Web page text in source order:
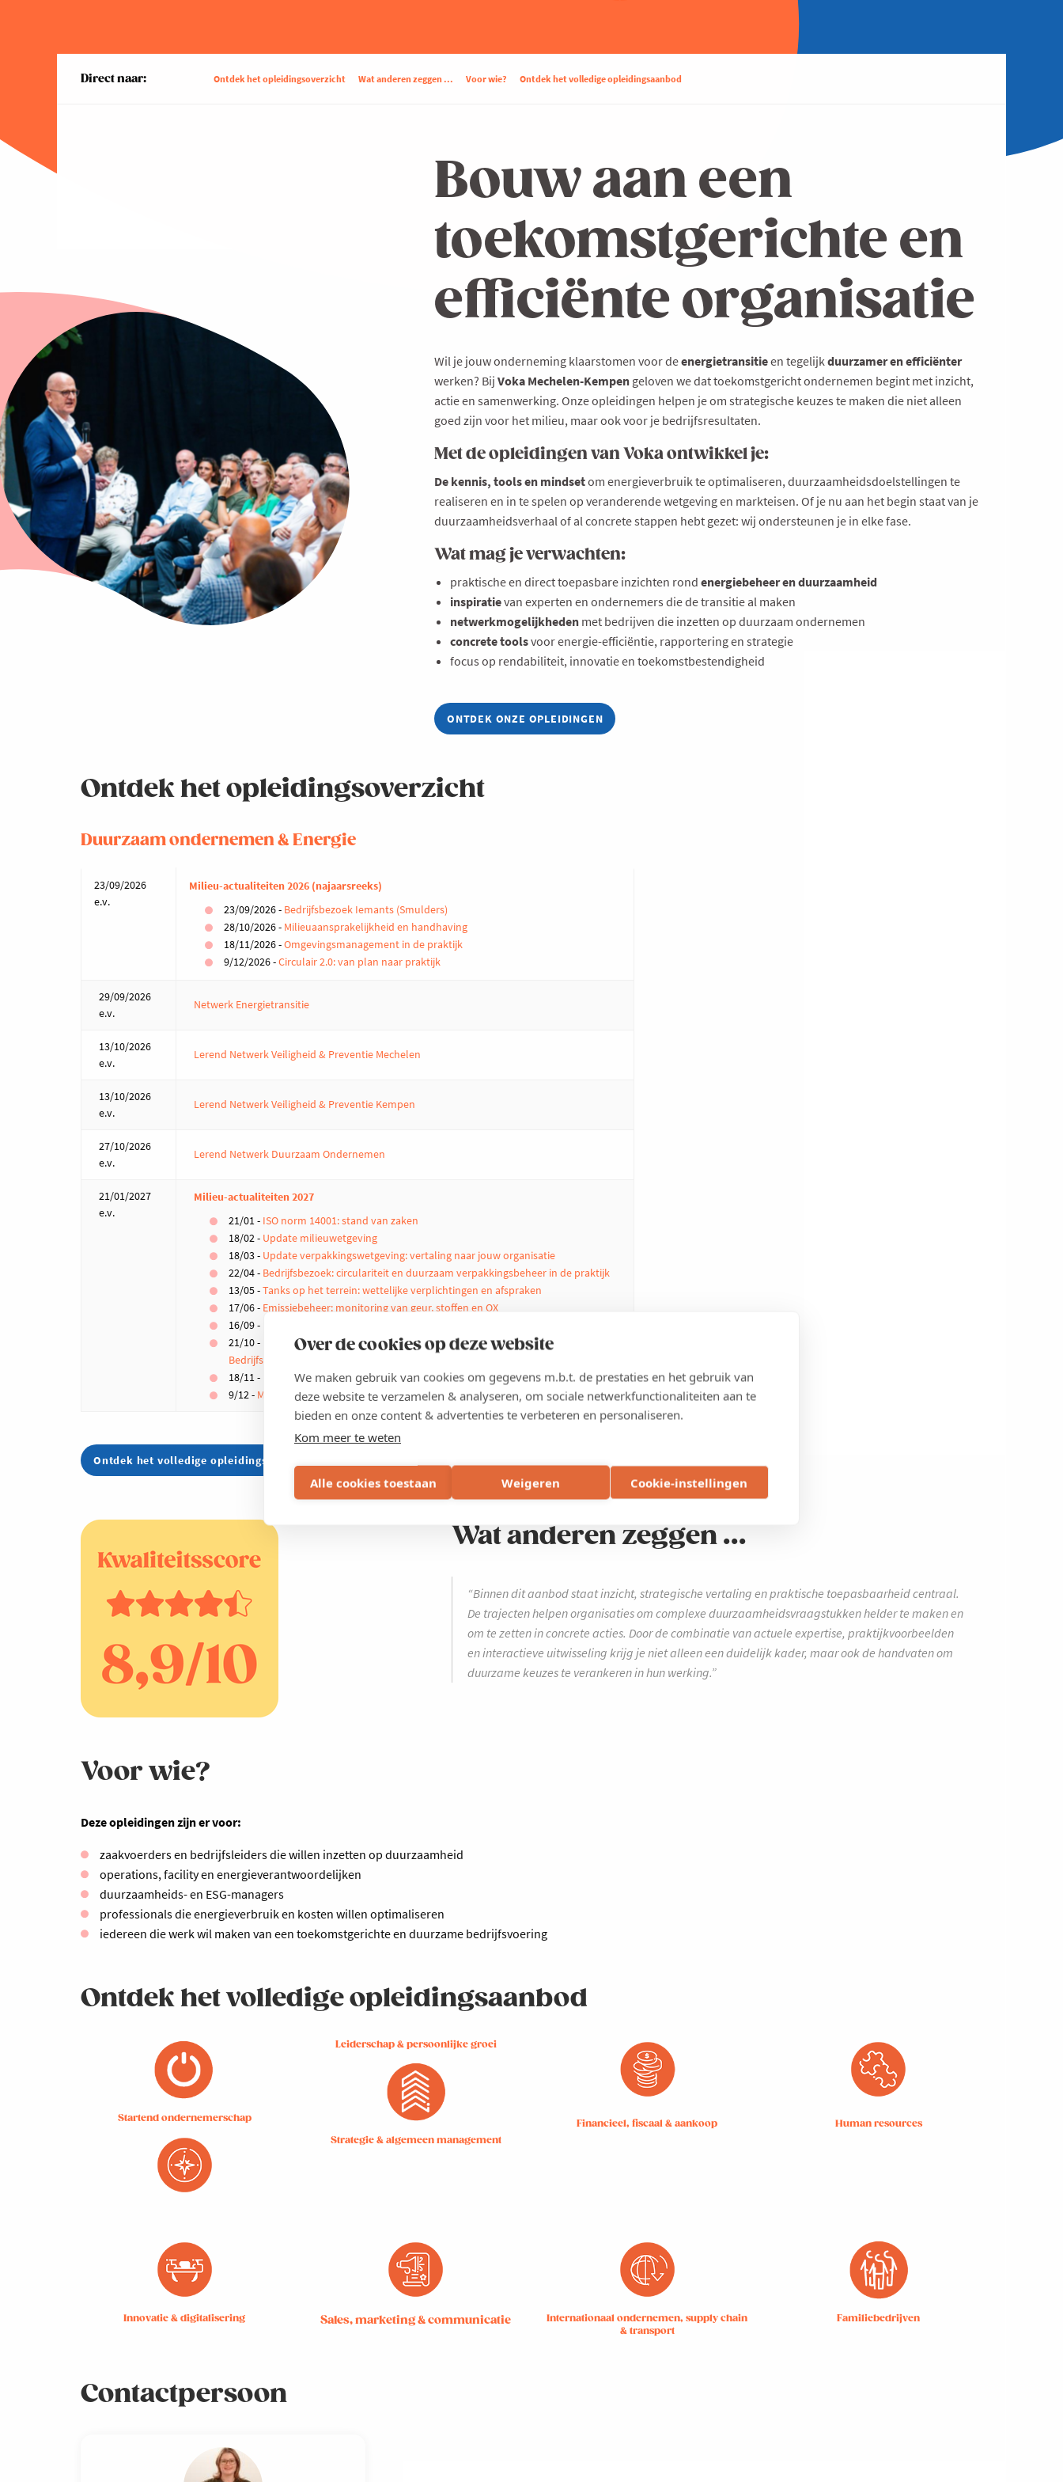
Over de cookies op deze website
We maken gebruik van cookies om gegevens m.b.t. de prestaties en het gebruik van
deze website te verzamelen & analyseren, om sociale netwerkfunctionaliteiten aan te
bieden en onze content & advertenties te verbeteren en personaliseren.
Kom meer te weten
Alle cookies toestaan Weigeren Cookie-instellingen
Direct naar: Ontdek het opleidingsoverzicht Wat anderen zeggen ... Voor wie? Ontdek het volledige opleidingsaanbod
Bouw aan een
toekomstgerichte en
efficiënte organisatie
Wil je jouw onderneming klaarstomen voor deenergietransitieen tegelijkduurzamer en efficiënter
werken? Bij Voka Mechelen-Kempen geloven we dat toekomstgericht ondernemen begint met inzicht,
actie en samenwerking. Onze opleidingen helpen je om strategische keuzes te maken die niet alleen
goed zijn voor het milieu, maar ook voor je bedrijfsresultaten.
Met de opleidingen van Voka ontwikkel je:
De kennis, tools en mindsetom energieverbruik te optimaliseren, duurzaamheidsdoelstellingen te
realiseren en in te spelen op veranderende wetgeving en markteisen. Of je nu aan het begin staat van je
duurzaamheidsverhaal of al concrete stappen hebt gezet: wij ondersteunen je in elke fase.
Wat mag je verwachten:
praktische en direct toepasbare inzichten rond energiebeheer en duurzaamheid
inspiratievan experten en ondernemers die de transitie al maken
netwerkmogelijkheden met bedrijven die inzetten op duurzaam ondernemen
concrete toolsvoor energie-efficiëntie, rapportering en strategie
focus op rendabiliteit, innovatie en toekomstbestendigheid
ONTDEK ONZE OPLEIDINGEN
Ontdek het opleidingsoverzicht
Duurzaam ondernemen & Energie
23/09/2026
e.v.
Milieu-actualiteiten 2026 (najaarsreeks)
23/09/2026 - Bedrijfsbezoek Iemants (Smulders)
28/10/2026 - Milieuaansprakelijkheid en handhaving
18/11/2026 -Omgevingsmanagement in de praktijk
9/12/2026 -Circulair 2.0: van plan naar praktijk
29/09/2026
e.v.
Netwerk Energietransitie
13/10/2026
e.v.
Lerend Netwerk Veiligheid & Preventie Mechelen
13/10/2026
e.v.
Lerend Netwerk Veiligheid & Preventie Kempen
27/10/2026
e.v.
Lerend Netwerk Duurzaam Ondernemen
21/01/2027
e.v.
Milieu-actualiteiten 2027
21/01 - ISO norm 14001: stand van zaken
18/02 - Update milieuwetgeving
18/03 - Update verpakkingswetgeving: vertaling naar jouw organisatie
22/04 - Bedrijfsbezoek: circulariteit en duurzaam verpakkingsbeheer in de praktijk
13/05 -Tanks op het terrein: wettelijke verplichtingen en afspraken
17/06 - Emissiebeheer: monitoring van geur, stoffen en OX
16/09 -
21/10 -
Bedrijfsbezoek: duurzame oplossingen voor waterzuivering en energiebeheer
18/11 -
Navigeer door de energietransitie
9/12 - Milieu-actualiteit in de praktijk
Ontdek het volledige opleidingsaanbod hier
Wat anderen zeggen ...
“Binnen dit aanbod staat inzicht, strategische vertaling en praktische toepasbaarheid centraal.
De trajecten helpen organisaties om complexe duurzaamheidsvraagstukken helder te maken en
om te zetten in concrete acties. Door de combinatie van actuele expertise, praktijkvoorbeelden
en interactieve uitwisseling krijg je niet alleen een duidelijk kader, maar ook de handvaten om
duurzame keuzes te verankeren in hun werking.”
Voor wie?
Deze opleidingen zijn er voor:
zaakvoerders en bedrijfsleiders die willen inzetten op duurzaamheid
operations, facility en energieverantwoordelijken
duurzaamheids- en ESG-managers
professionals die energieverbruik en kosten willen optimaliseren
iedereen die werk wil maken van een toekomstgerichte en duurzame bedrijfsvoering
Ontdek het volledige opleidingsaanbod
Startend ondernemerschap
Leiderschap & persoonlijke groei
Strategie & algemeen management
Financieel, fiscaal & aankoop Human resources
Innovatie & digitalisering Sales, marketing & communicatie
Internationaal ondernemen, supply chain
& transport
Familiebedrijven
Contactpersoon